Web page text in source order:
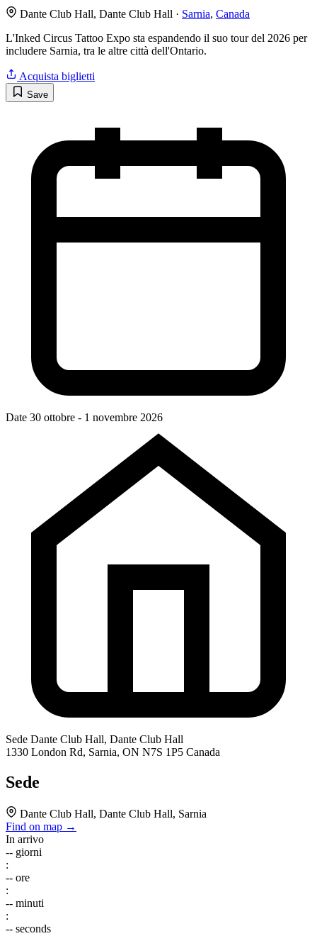
Dante Club Hall, Dante Club Hall · Sarnia, Canada
L'Inked Circus Tattoo Expo sta espandendo il suo tour del 2026 per
includere Sarnia, tra le altre città dell'Ontario.
Acquista biglietti
Save
Date 30 ottobre - 1 novembre 2026
Sede Dante Club Hall, Dante Club Hall
1330 London Rd, Sarnia, ON N7S 1P5 Canada
Sede
Dante Club Hall, Dante Club Hall, Sarnia
Find on map →
In arrivo
-- giorni
:
-- ore
:
-- minuti
:
-- seconds